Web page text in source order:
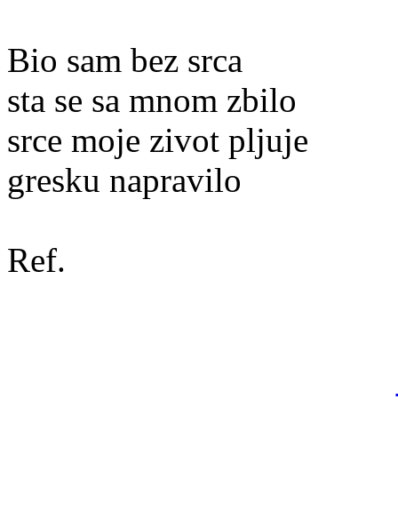
Bio sam bez srca
sta se sa mnom zbilo
srce moje zivot pljuje
gresku napravilo
Ref.